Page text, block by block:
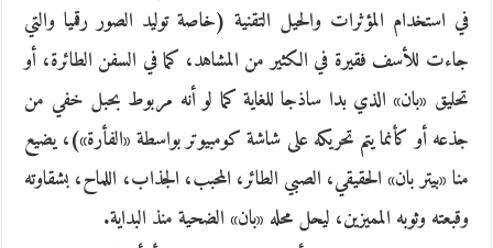
في استخدام المؤثرات والحيل التقنية (خاصة توليد الصور رقميا والتي
جاءت للأسف فقيرة في الكثير من المشاهد، كما في السفن الطائرة، أو
تحليق «بان» الذي بدا ساذجا للغاية كما لو أنه مربوط بحبل خفي من
جذعه أو كأنما يتم تحريكه على شاشة كومبيوتر بواسطة «الفأرة»)، يضيع
منا «بيتر بان» الحقيقي، الصبي الطائر، المحبب، الجذاب، اللماح، بشقاوته
وقبعته وثوبه المميزين، ليحل محله «بان» الضحية منذ البداية.